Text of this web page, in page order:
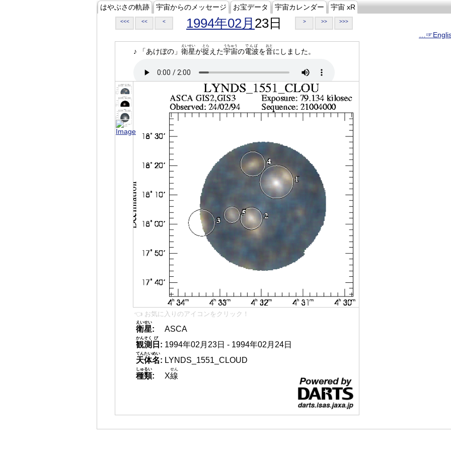
はやぶさの軌跡 宇宙からのメッセージ お宝データ 宇宙カレンダー 宇宙 xR
<<< << < 1994年02月 23日 > >> >>>
♪ 「あけぼの」 衛星
えいせい
が捉
とら
えた宇宙
うちゅう
の電波
でんぱ
を音
おと
にしました。
👈 お気に入りのアイコンをクリック！
衛星
えいせい
:
ASCA
観測
かんそく
日
び
: 1994年02月23日 - 1994年02月24日
天体名
てんたいめい
: LYNDS_1551_CLOUD
種類
しゅるい
: X線
せん